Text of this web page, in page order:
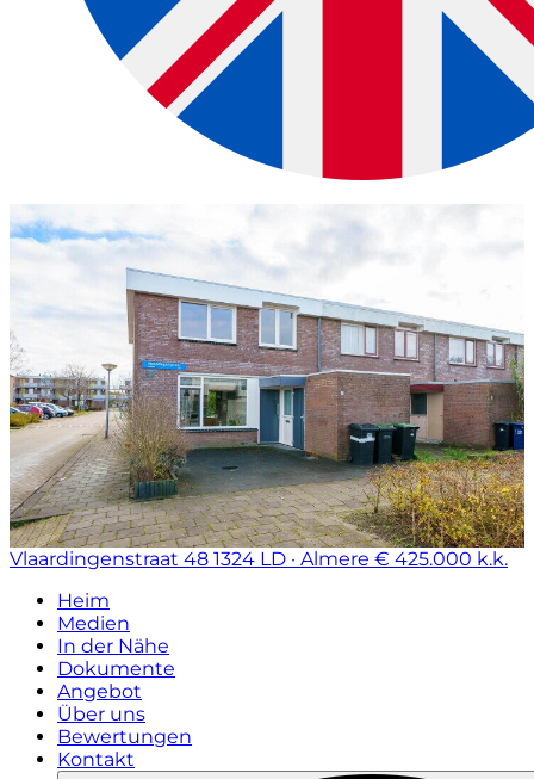
Vlaardingenstraat 48 1324 LD · Almere € 425.000 k.k.
Heim
Medien
In der Nähe
Dokumente
Angebot
Über uns
Bewertungen
Kontakt